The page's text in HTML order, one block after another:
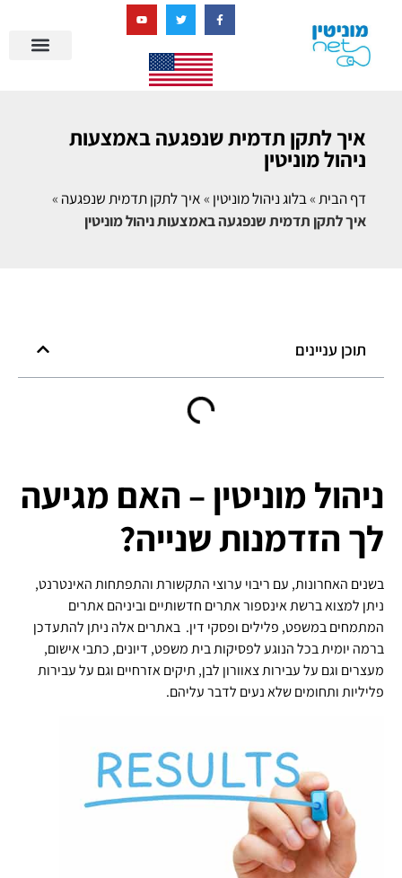
איך לתקן תדמית שנפגעה באמצעות
ניהול מוניטין
דף הבית»בלוג ניהול מוניטין »איך לתקן תדמית שנפגעה »
איך לתקן תדמית שנפגעה באמצעות ניהול מוניטין
תוכן עניינים
ניהול מוניטין – האם מגיעה
לך הזדמנות שנייה?
בשנים האחרונות, עם ריבוי ערוצי התקשורת והתפתחות האינטרנט,
ניתן למצוא ברשת אינספור אתרים חדשותיים וביניהם אתרים
המתמחים במשפט, פלילים ופסקי דין. באתרים אלה ניתן להתעדכן
ברמה יומית בכל הנוגע לפסיקות בית משפט, דיונים, כתבי אישום,
מעצרים וגם על עבירות צאוורון לבן, תיקים אזרחיים וגם על עבירות
פליליות ותחומים שלא נעים לדבר עליהם.